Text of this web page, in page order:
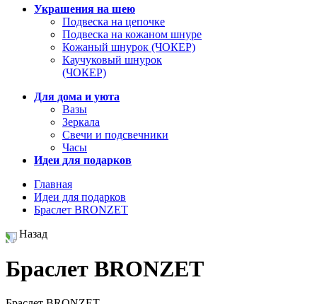
Украшения на шею
Подвеска на цепочке
Подвеска на кожаном шнуре
Кожаный шнурок (ЧОКЕР)
Каучуковый шнурок
(ЧОКЕР)
Для дома и уюта
Вазы
Зеркала
Свечи и подсвечники
Часы
Идеи для подарков
Главная
Идеи для подарков
Браслет BRONZET
Назад
Браслет BRONZET